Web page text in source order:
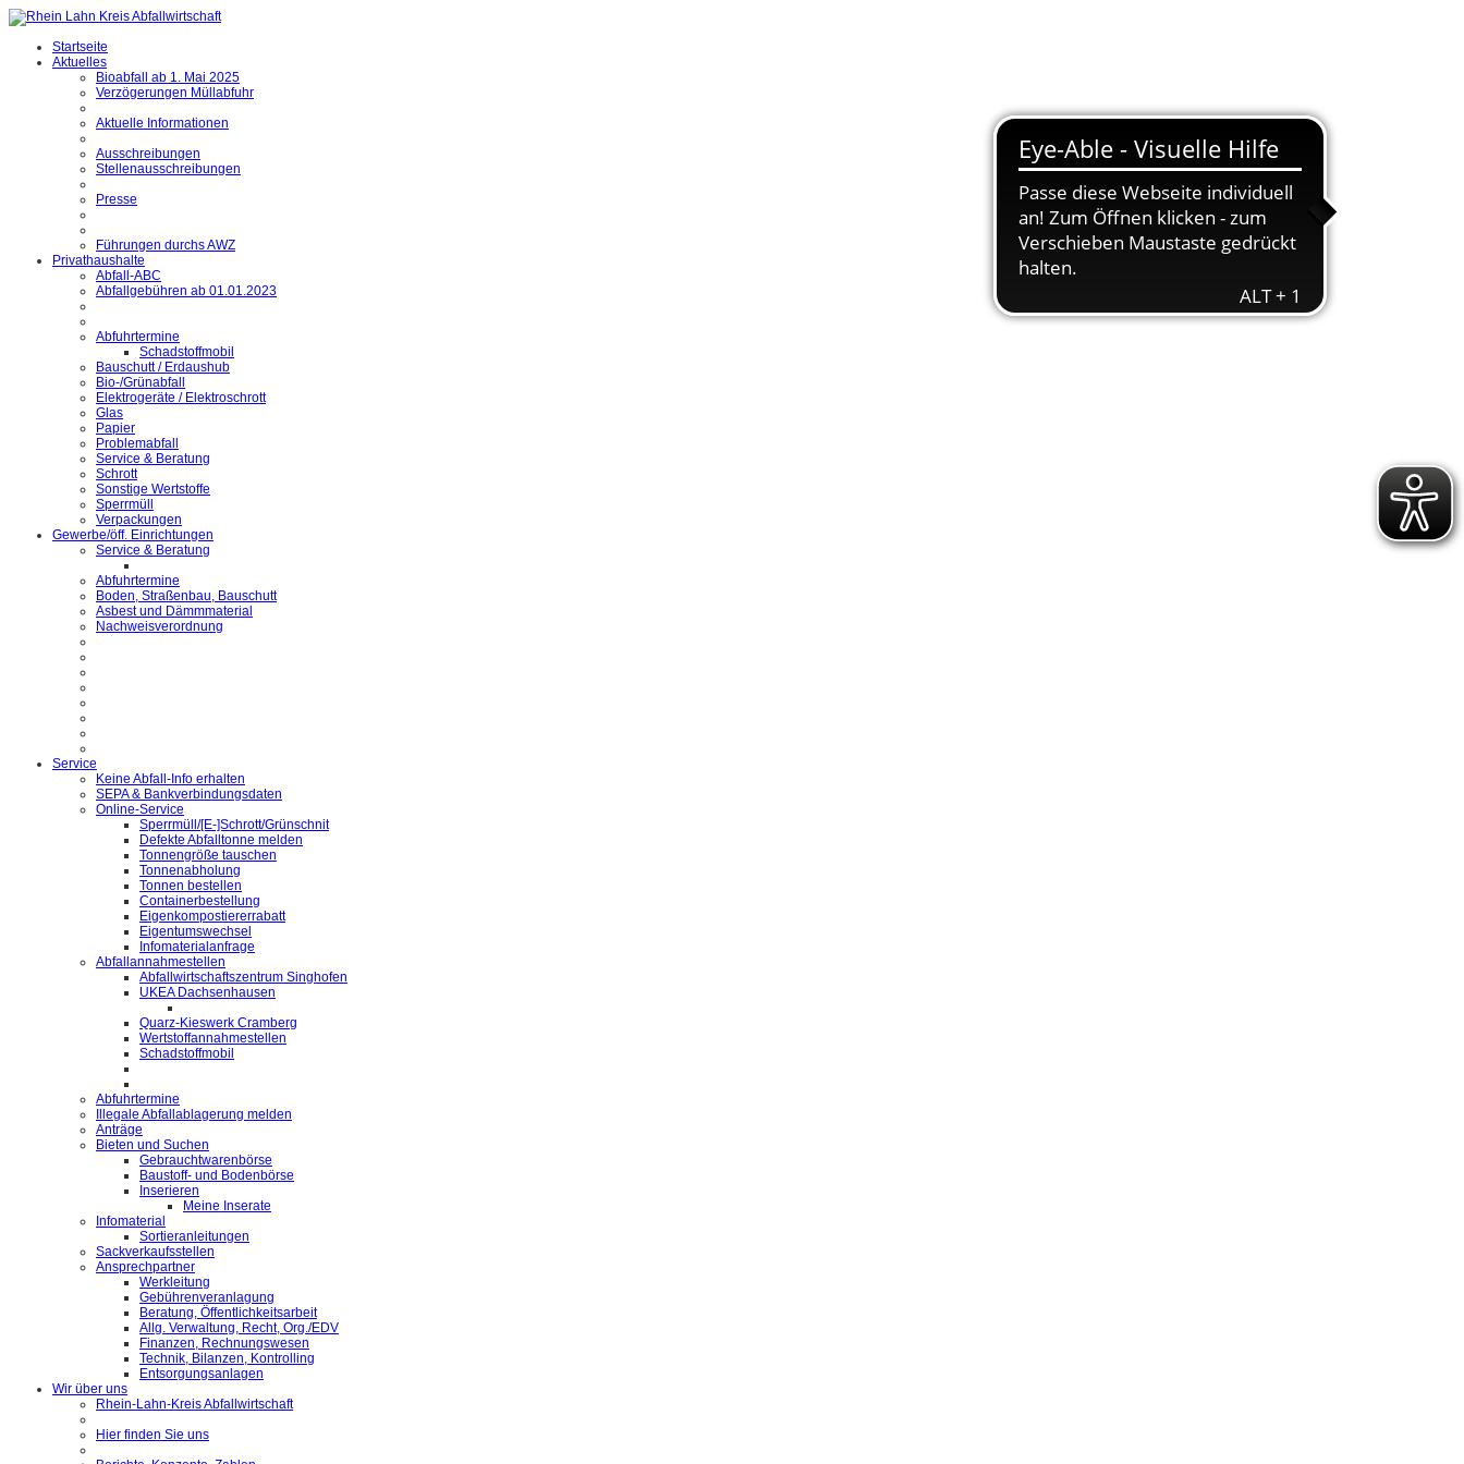
Startseite
Aktuelles
Bioabfall ab 1. Mai 2025
Verzögerungen Müllabfuhr
Aktuelle Informationen
Ausschreibungen
Stellenausschreibungen
Presse
Führungen durchs AWZ
Privathaushalte
Abfall-ABC
Abfallgebühren ab 01.01.2023
Abfuhrtermine
Schadstoffmobil
Bauschutt / Erdaushub
Bio-/Grünabfall
Elektrogeräte / Elektroschrott
Glas
Papier
Problemabfall
Service & Beratung
Schrott
Sonstige Wertstoffe
Sperrmüll
Verpackungen
Gewerbe/öff. Einrichtungen
Service & Beratung
Abfuhrtermine
Boden, Straßenbau, Bauschutt
Asbest und Dämmmaterial
Nachweisverordnung
Service
Keine Abfall-Info erhalten
SEPA & Bankverbindungsdaten
Online-Service
Sperrmüll/[E-]Schrott/Grünschnit
Defekte Abfalltonne melden
Tonnengröße tauschen
Tonnenabholung
Tonnen bestellen
Containerbestellung
Eigenkompostiererrabatt
Eigentumswechsel
Infomaterialanfrage
Abfallannahmestellen
Abfallwirtschaftszentrum Singhofen
UKEA Dachsenhausen
Quarz-Kieswerk Cramberg
Wertstoffannahmestellen
Schadstoffmobil
Abfuhrtermine
Illegale Abfallablagerung melden
Anträge
Bieten und Suchen
Gebrauchtwarenbörse
Baustoff- und Bodenbörse
Inserieren
Meine Inserate
Infomaterial
Sortieranleitungen
Sackverkaufsstellen
Ansprechpartner
Werkleitung
Gebührenveranlagung
Beratung, Öffentlichkeitsarbeit
Allg. Verwaltung, Recht, Org./EDV
Finanzen, Rechnungswesen
Technik, Bilanzen, Kontrolling
Entsorgungsanlagen
Wir über uns
Rhein-Lahn-Kreis Abfallwirtschaft
Hier finden Sie uns